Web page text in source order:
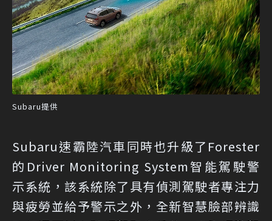
Subaru提供
Subaru速霸陸汽車同時也升級了Forester
的Driver Monitoring System智能駕駛警
示系統，該系統除了具有偵測駕駛者專注力
與疲勞並給予警示之外，全新智慧臉部辨識